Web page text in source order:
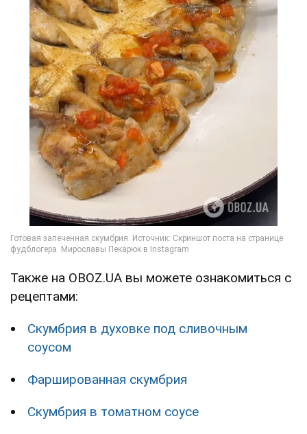
Также на OBOZ.UA вы можете ознакомиться с
рецептами:
Скумбрия в духовке под сливочным
соусом
Фаршированная скумбрия
Скумбрия в томатном соусе